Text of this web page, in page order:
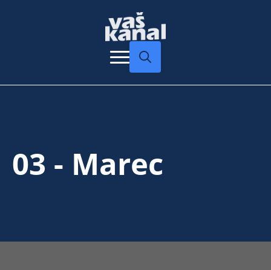
03 - Marec